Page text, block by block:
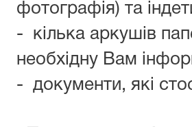
фотографія) та
- кілька аркушів
необхідну Вам
- документи, які